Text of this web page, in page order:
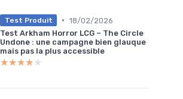
Test Produit • 18/02/2026
Test Arkham Horror LCG – The Circle
Undone : une campagne bien glauque
mais pas la plus accessible
★★★★★
★★★★★